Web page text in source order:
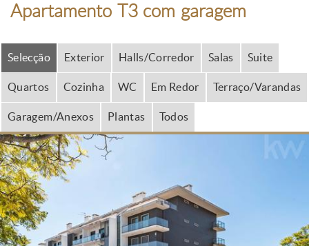
Apartamento T3 com garagem
Selecção Exterior Halls/Corredor Salas Suite
Quartos Cozinha WC Em Redor Terraço/Varandas
Garagem/Anexos Plantas Todos